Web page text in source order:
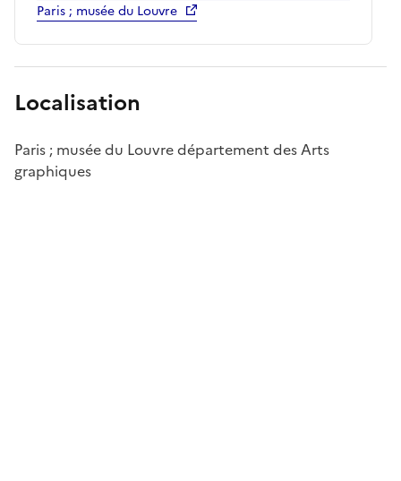
Paris ; musée du Louvre
Localisation
Paris ; musée du Louvre département des Arts
graphiques